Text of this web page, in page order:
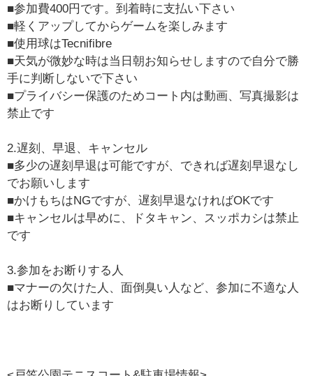
■参加費400円です。到着時に支払い下さい
■軽くアップしてからゲームを楽しみます
■使用球はTecnifibre
■天気が微妙な時は当日朝お知らせしますので自分で勝
手に判断しないで下さい
■プライバシー保護のためコート内は動画、写真撮影は
禁止です
2.遅刻、早退、キャンセル
■多少の遅刻早退は可能ですが、できれば遅刻早退なし
でお願いします
■かけもちはNGですが、遅刻早退なければOKです
■キャンセルは早めに、ドタキャン、スッポカシは禁止
です
3.参加をお断りする人
■マナーの欠けた人、面倒臭い人など、参加に不適な人
はお断りしています